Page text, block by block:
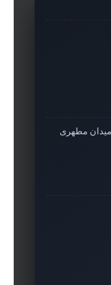
میدان مطهری